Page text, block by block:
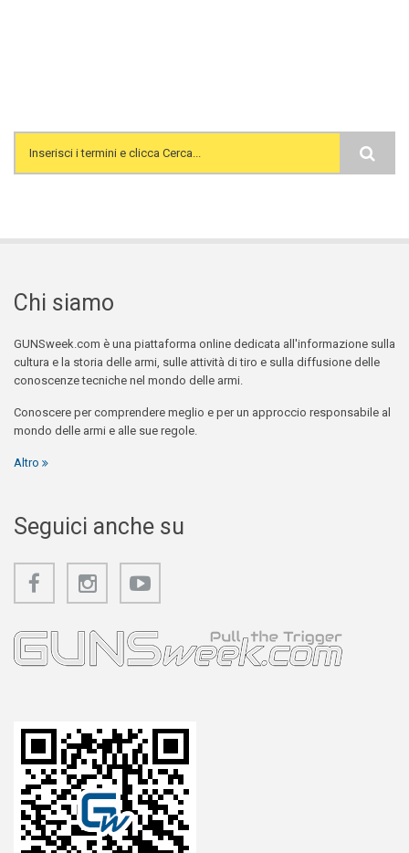
Search form
Chi siamo
GUNSweek.com è una piattaforma online dedicata all'informazione sulla
cultura e la storia delle armi, sulle attività di tiro e sulla diffusione delle
conoscenze tecniche nel mondo delle armi.
Conoscere per comprendere meglio e per un approccio responsabile al
mondo delle armi e alle sue regole.
Altro
Seguici anche su